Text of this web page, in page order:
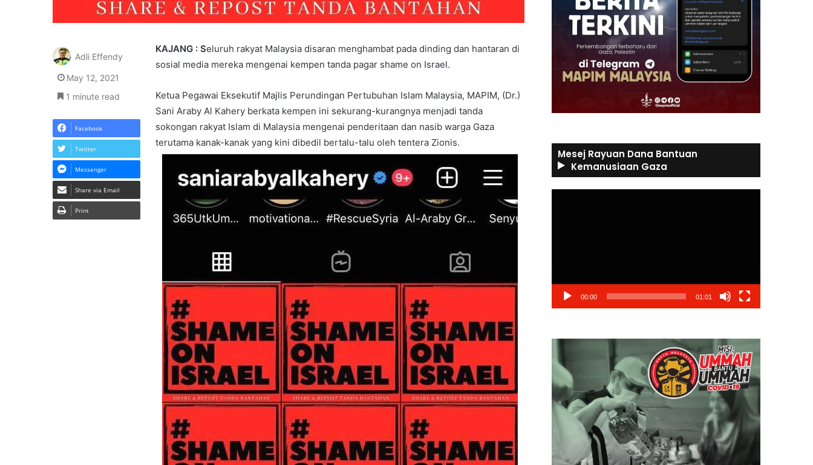
KAJANG : Seluruh rakyat Malaysia disaran menghambat pada dinding dan hantaran di
sosial media mereka mengenai kempen tanda pagar shame on Israel.
Ketua Pegawai Eksekutif Majlis Perundingan Pertubuhan Islam Malaysia, MAPIM, (Dr.)
Sani Araby Al Kahery berkata kempen ini sekurang-kurangnya menjadi tanda
sokongan rakyat Islam di Malaysia mengenai penderitaan dan nasib warga Gaza
terutama kanak-kanak yang kini dibedil bertalu-talu oleh tentera Zionis.
Adli Effendy
May 12, 2021
1 minute read
Facebook
Twitter
Messenger
Share via Email
Print
Mesej Rayuan Dana Bantuan
Kemanusiaan Gaza
00:00 01:01